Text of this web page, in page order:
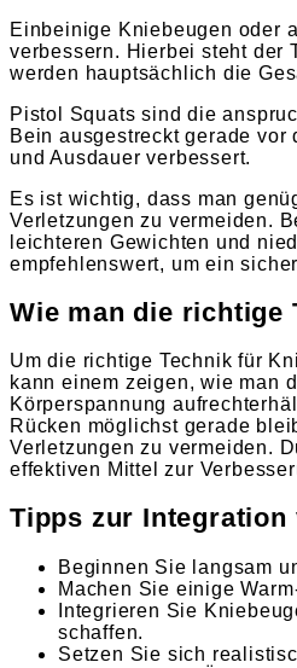
Einbeinige Kniebeugen oder
verbessern. Hierbei steht der
werden hauptsächlich die
Pistol Squats sind die
Bein ausgestreckt gerade
und Ausdauer verbessert.
Es ist wichtig, dass man
Verletzungen zu vermeiden.
leichteren Gewichten und
empfehlenswert, um ein
Wie man die richtige
Um die richtige Technik für
kann einem zeigen, wie man
Körperspannung
Rücken möglichst gerade
Verletzungen zu vermeiden.
effektiven Mittel zur
Tipps zur Integration
Beginnen Sie langsam
Machen Sie einige
Integrieren Sie
schaffen.
Setzen Sie sich